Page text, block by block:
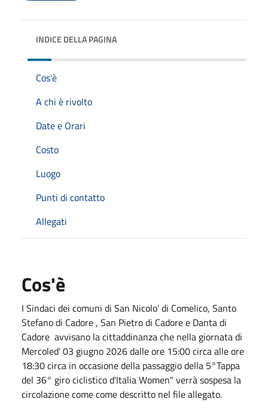
INDICE DELLA PAGINA
Cos'è
A chi è rivolto
Date e Orari
Costo
Luogo
Punti di contatto
Allegati
Cos'è
I Sindaci dei comuni di San Nicolo' di Comelico, Santo
Stefano di Cadore , San Pietro di Cadore e Danta di
Cadore avvisano la cittaddinanza che nella giornata di
Mercoled' 03 giugno 2026 dalle ore 15:00 circa alle ore
18:30 circa in occasione della passaggio della 5°Tappa
del 36° giro ciclistico d'Italia Women" verrà sospesa la
circolazione come come descritto nel file allegato.